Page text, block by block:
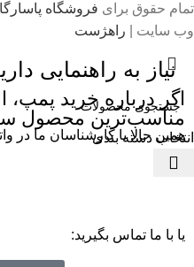
تمام حقوق برای فروشگاه
وب سایت | راهژست
انتخاب دسته بندی
نیاز به راهنمایی
اگر درباره خرید پمپ،
مناسب‌ترین محصول
همین حالا با کارشناسان ما در
یا با ما تماس بگیرید: